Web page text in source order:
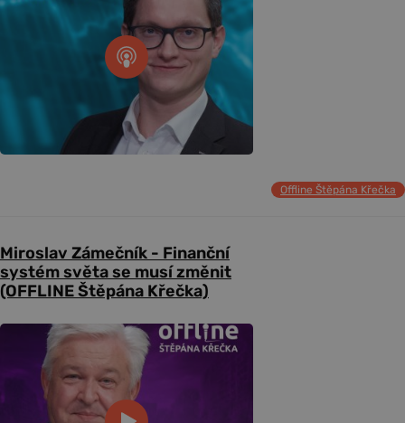
Offline Štěpána Křečka
Miroslav Zámečník - Finanční
systém světa se musí změnit
(OFFLINE Štěpána Křečka)